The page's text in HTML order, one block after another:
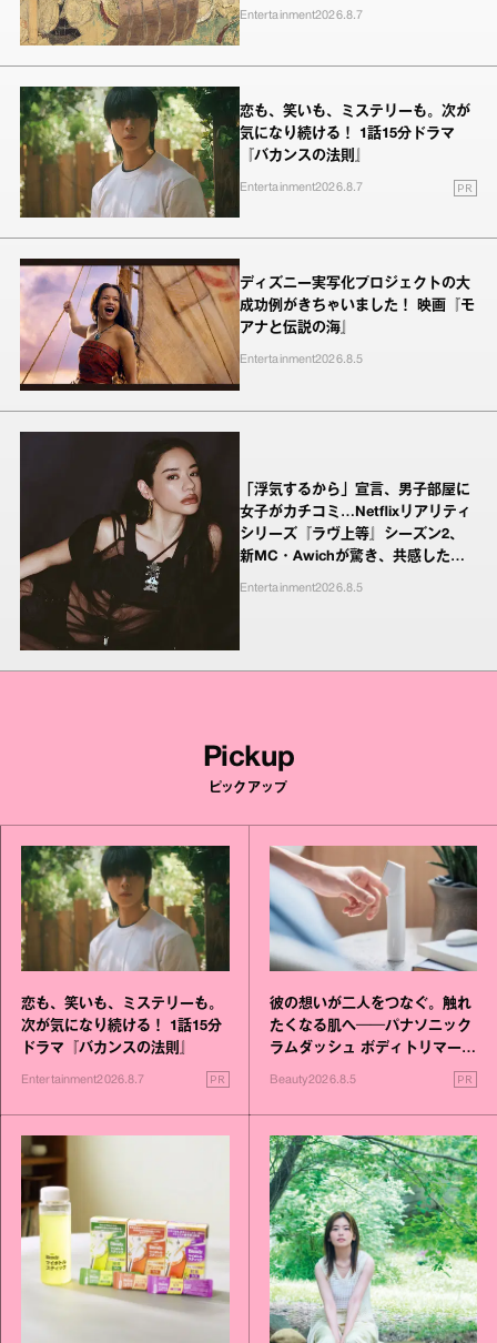
Entertainment2026.8.7
恋も、笑いも、ミステリーも。次が
気になり続ける！ 1話15分ドラマ
『バカンスの法則』
Entertainment2026.8.7 PR
ディズニー実写化プロジェクトの大
成功例がきちゃいました！ 映画『モ
アナと伝説の海』
Entertainment2026.8.5
「浮気するから」宣言、男子部屋に
女子がカチコミ…Netflixリアリティ
シリーズ『ラヴ上等』シーズン2、
新MC・Awichが驚き、共感したヤ
Entertainment2026.8.5
Pickup
ピックアップ
恋も、笑いも、ミステリーも。
次が気になり続ける！ 1話15分
ドラマ『バカンスの法則』
Entertainment2026.8.7 PR
彼の想いが二人をつなぐ。触れ
たくなる肌へ──パナソニック
ラムダッシュ ボディトリマーが
Beauty2026.8.5 PR